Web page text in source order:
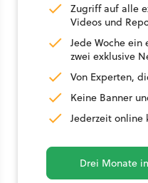
Zugriff auf alle
Videos und
Jede Woche ein
zwei exklusive
Von Experten,
Keine Banner
Jederzeit online
Drei Monate